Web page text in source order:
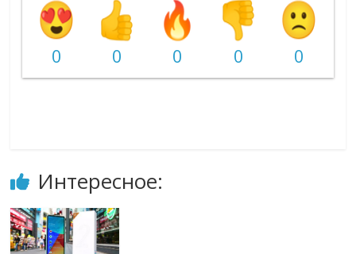
0 0 0 0 0
Интересное: